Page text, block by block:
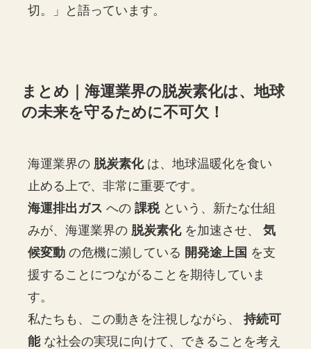
切。」と語っています。
まとめ｜海運業界の脱炭素化は、地球
の未来を守るために不可欠！
海運業界の 脱炭素化は、地球温暖化を食い
止める上で、非常に重要です。
海運排出ガス への課税という、新たな仕組
みが、海運業界の 脱炭素化を加速させ、気
候変動 の危機に瀕している 開発途上国 を支
援することにつながることを期待していま
す。
私たちも、この動きを注視しながら、持続可
能な社会の実現に向けて、できることを考え